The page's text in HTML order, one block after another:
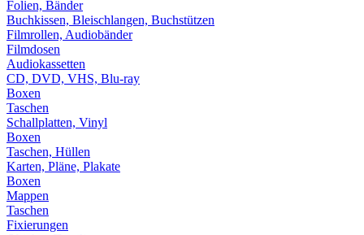
Folien, Bänder
Buchkissen, Bleischlangen, Buchstützen
Filmrollen, Audiobänder
Filmdosen
Audiokassetten
CD, DVD, VHS, Blu-ray
Boxen
Taschen
Schallplatten, Vinyl
Boxen
Taschen, Hüllen
Karten, Pläne, Plakate
Boxen
Mappen
Taschen
Fixierungen